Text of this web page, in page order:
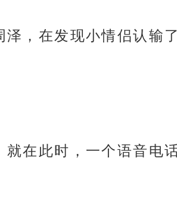
，在发现小情侣认输
在此时，一个语音电